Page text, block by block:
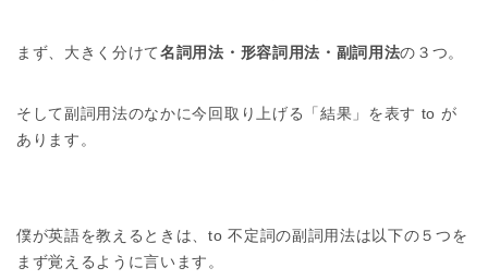
まず、大きく分けて名詞用法・形容詞用法・副詞用法の３つ。
そして副詞用法のなかに今回取り上げる「結果」を表す to が
あります。
僕が英語を教えるときは、to 不定詞の副詞用法は以下の５つを
まず覚えるように言います。